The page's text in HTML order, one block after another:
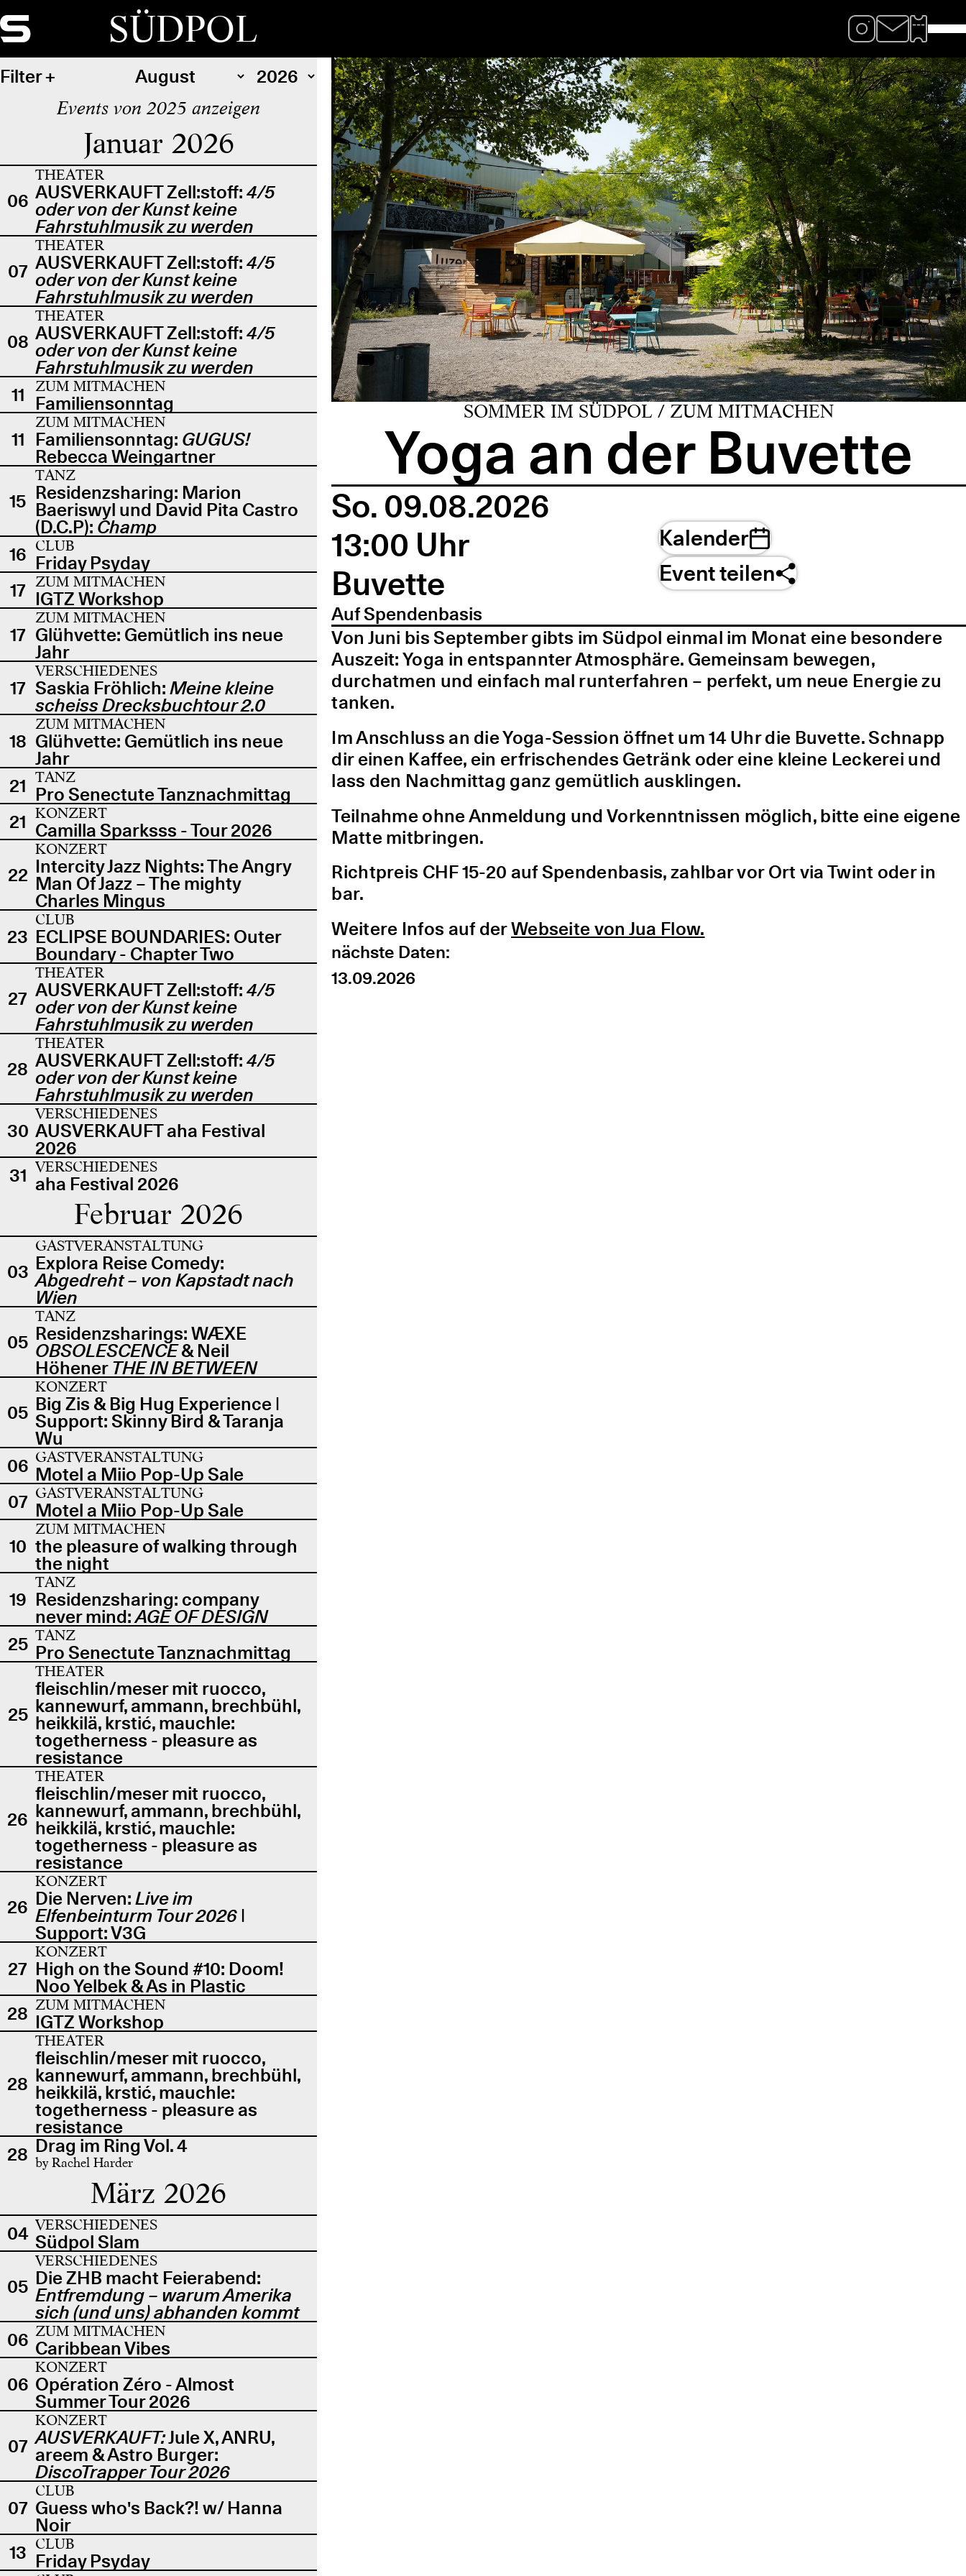
SÜDPOL
Filter
Events von 2025 anzeigen
Januar 2026
06
THEATER
AUSVERKAUFT Zell:stoff: 4/5
oder von der Kunst keine
Fahrstuhlmusik zu werden
07
THEATER
AUSVERKAUFT Zell:stoff: 4/5
oder von der Kunst keine
Fahrstuhlmusik zu werden
08
THEATER
AUSVERKAUFT Zell:stoff: 4/5
oder von der Kunst keine
Fahrstuhlmusik zu werden
11
ZUM MITMACHEN
Familiensonntag
11
ZUM MITMACHEN
Familiensonntag: GUGUS!
Rebecca Weingartner
15
TANZ
Residenzsharing: Marion
Baeriswyl und David Pita Castro
(D.C.P): Champ
16 CLUB
Friday Psyday
17 ZUM MITMACHEN
IGTZ Workshop
17
ZUM MITMACHEN
Glühvette: Gemütlich ins neue
Jahr
17
VERSCHIEDENES
Saskia Fröhlich: Meine kleine
scheiss Drecksbuchtour 2.0
18
ZUM MITMACHEN
Glühvette: Gemütlich ins neue
Jahr
21 TANZ
Pro Senectute Tanznachmittag
21 KONZERT
Camilla Sparksss - Tour 2026
22
KONZERT
Intercity Jazz Nights: The Angry
Man Of Jazz – The mighty
Charles Mingus
23
CLUB
ECLIPSE BOUNDARIES: Outer
Boundary - Chapter Two
27
THEATER
AUSVERKAUFT Zell:stoff: 4/5
oder von der Kunst keine
Fahrstuhlmusik zu werden
28
THEATER
AUSVERKAUFT Zell:stoff: 4/5
oder von der Kunst keine
Fahrstuhlmusik zu werden
30
VERSCHIEDENES
AUSVERKAUFT aha Festival
2026
31 VERSCHIEDENES
aha Festival 2026
Februar 2026
03
GASTVERANSTALTUNG
Explora Reise Comedy:
Abgedreht – von Kapstadt nach
Wien
05
TANZ
Residenzsharings: WÆXE
OBSOLESCENCE& Neil
Höhener THE IN BETWEEN
05
KONZERT
Big Zis & Big Hug Experience |
Support: Skinny Bird & Taranja
Wu
06 GASTVERANSTALTUNG
Motel a Miio Pop-Up Sale
07 GASTVERANSTALTUNG
Motel a Miio Pop-Up Sale
10
ZUM MITMACHEN
the pleasure of walking through
the night
19
TANZ
Residenzsharing: company
never mind:AGE OF DESIGN
25 TANZ
Pro Senectute Tanznachmittag
25
THEATER
fleischlin/meser mit ruocco,
kannewurf, ammann, brechbühl,
heikkilä, krstić, mauchle:
togetherness - pleasure as
resistance
26
THEATER
fleischlin/meser mit ruocco,
kannewurf, ammann, brechbühl,
heikkilä, krstić, mauchle:
togetherness - pleasure as
resistance
26
KONZERT
Die Nerven:Live im
Elfenbeinturm Tour 2026 |
Support: V3G
27
KONZERT
High on the Sound #10: Doom!
Noo Yelbek & As in Plastic
28 ZUM MITMACHEN
IGTZ Workshop
28
THEATER
fleischlin/meser mit ruocco,
kannewurf, ammann, brechbühl,
heikkilä, krstić, mauchle:
togetherness - pleasure as
resistance
28 Drag im Ring Vol. 4
by Rachel Harder
März 2026
04 VERSCHIEDENES
Südpol Slam
05
VERSCHIEDENES
Die ZHB macht Feierabend:
Entfremdung – warum Amerika
sich (und uns) abhanden kommt
06 ZUM MITMACHEN
Caribbean Vibes
06
KONZERT
Opération Zéro - Almost
Summer Tour 2026
07
KONZERT
AUSVERKAUFT:Jule X, ANRU,
areem & Astro Burger:
DiscoTrapper Tour 2026
07
CLUB
Guess who's Back?! w/ Hanna
Noir
13 CLUB
Friday Psyday
SOMMER IM SÜDPOL / ZUM MITMACHEN
Yoga an der Buvette
So. 09.08.2026
13:00 Uhr
Buvette
Auf Spendenbasis
Kalender
Event teilen
Von Juni bis September gibts im Südpol einmal im Monat eine besondere
Auszeit: Yoga in entspannter Atmosphäre. Gemeinsam bewegen,
durchatmen und einfach mal runterfahren – perfekt, um neue Energie zu
tanken.
Im Anschluss an die Yoga-Session öffnet um 14 Uhr die Buvette. Schnapp
dir einen Kaffee, ein erfrischendes Getränk oder eine kleine Leckerei und
lass den Nachmittag ganz gemütlich ausklingen.
Teilnahme ohne Anmeldung und Vorkenntnissen möglich, bitte eine eigene
Matte mitbringen.
Richtpreis CHF 15-20 auf Spendenbasis, zahlbar vor Ort via Twint oder in
bar.
Weitere Infos auf derWebseite von Jua Flow.
nächste Daten:
13.09.2026